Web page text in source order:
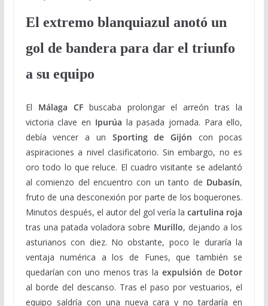
El extremo blanquiazul anotó un
gol de bandera para dar el triunfo
a su equipo
El Málaga CFbuscaba prolongar el arreón tras la
victoria clave en Ipurúa la pasada jornada. Para ello,
debía vencer a un Sporting de Gijón con pocas
aspiraciones a nivel clasificatorio. Sin embargo, no es
oro todo lo que reluce. El cuadro visitante se adelantó
al comienzo del encuentro con un tanto de Dubasín,
fruto de una desconexión por parte de los boquerones.
Minutos después, el autor del gol vería la cartulina roja
tras una patada voladora sobre Murillo, dejando a los
asturianos con diez. No obstante, poco le duraría la
ventaja numérica a los de Funes, que también se
quedarían con uno menos tras la expulsión de Dotor
al borde del descanso. Tras el paso por vestuarios, el
equipo saldría con una nueva cara y no tardaría en